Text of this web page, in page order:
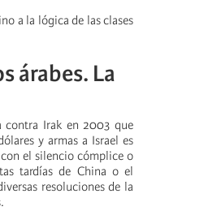
a la lógica de las clases
árabes. La
contra Irak en 2003 que
y armas a Israel es
el silencio cómplice o
tardías de China o el
resoluciones de la